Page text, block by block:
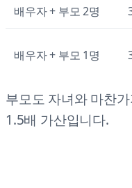
배우자 + 부모 2명
배우자 + 부모 1명
부모도 자녀와 마찬
1.5배 가산입니다.